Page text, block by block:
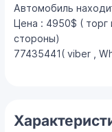
Автомобиль
Цена : 4950$ (
стороны)
77435441( viber ,